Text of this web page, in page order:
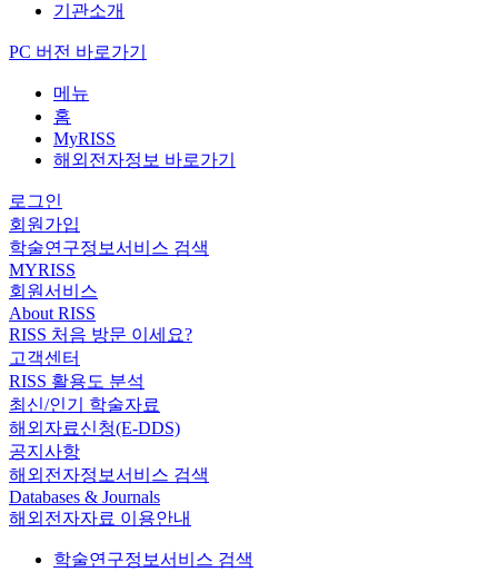
기관소개
PC 버전 바로가기
메뉴
홈
MyRISS
해외전자정보 바로가기
로그인
회원가입
학술연구정보서비스 검색
MYRISS
회원서비스
About RISS
RISS 처음 방문 이세요?
고객센터
RISS 활용도 분석
최신/인기 학술자료
해외자료신청(E-DDS)
공지사항
해외전자정보서비스 검색
Databases & Journals
해외전자자료 이용안내
학술연구정보서비스 검색